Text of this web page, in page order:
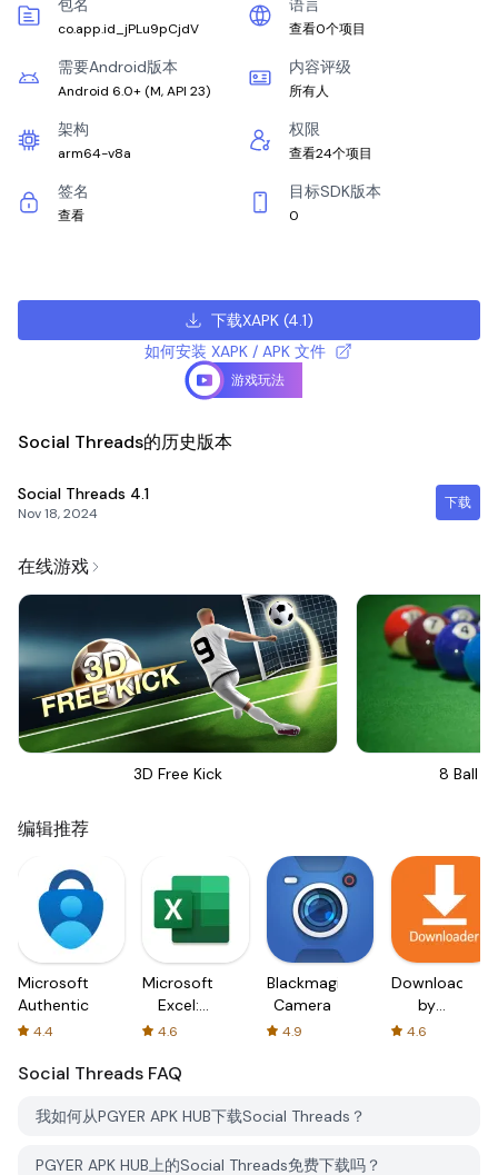
包名
co.app.id_jPLu9pCjdV
语言
查看0个项目
需要Android版本
Android 6.0+ (M, API 23)
内容评级
所有人
架构
arm64-v8a
权限
查看24个项目
签名
查看
目标SDK版本
0
下载XAPK(4.1)
如何安装 XAPK / APK 文件
游戏玩法
Social Threads的历史版本
Social Threads 4.1
Nov 18, 2024
下载
在线游戏
3D Free Kick 8 Ball
编辑推荐
Microsoft
Authenticator
4.4
Microsoft
Excel:
Spreadsheets
4.6
Blackmagic
Camera
4.9
Downloader
by
AFTVnews
4.6
Social Threads FAQ
我如何从PGYER APK HUB下载Social Threads？
PGYER APK HUB上的Social Threads免费下载吗？